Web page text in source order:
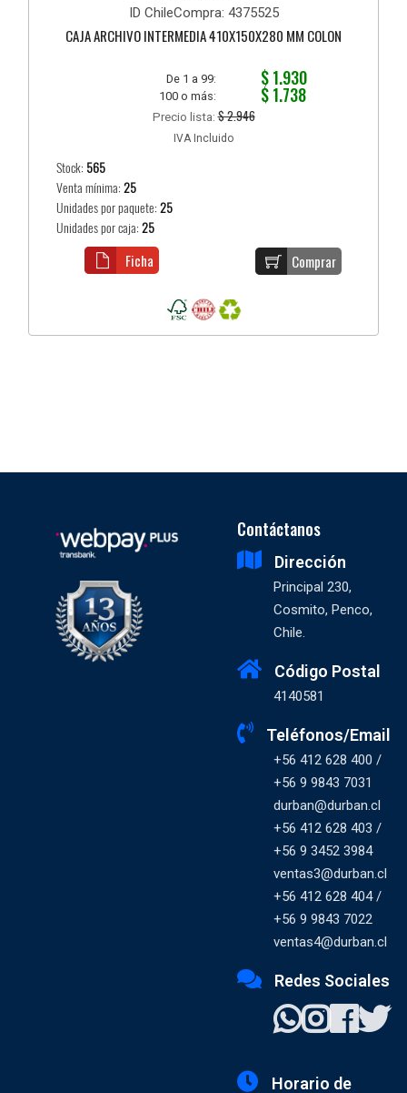
ID ChileCompra: 4375525
CAJA ARCHIVO INTERMEDIA 410X150X280 MM COLON
De 1 a 99: $ 1.930
100 o más: $ 1.738
Precio lista:$ 2.946
IVA Incluido
Stock: 565
Venta mínima:25
Unidades por paquete:25
Unidades por caja:25
Comprar
Ficha
Contáctanos
Dirección
Principal 230,
Cosmito, Penco,
Chile.
Código Postal
4140581
Teléfonos/Email
+56 412 628 400 /
+56 9 9843 7031
durban@durban.cl
+56 412 628 403 /
+56 9 3452 3984
ventas3@durban.cl
+56 412 628 404 /
+56 9 9843 7022
ventas4@durban.cl
Redes Sociales
Horario de